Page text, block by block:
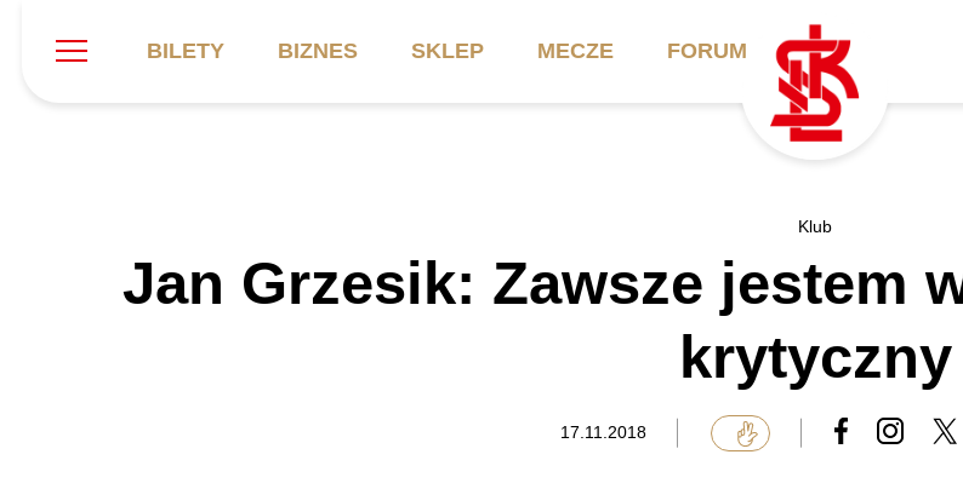
BILETY BIZNES SKLEP MECZE FORUM
Informacje ogólne
Symbole klubu Aktualności Karnety
Aktualności
Kadra trenerska
ŁKS II
Drużyny Akademii
Bilety
Biznesu
Klub
Jan Grzesik: Zawsze jestem
krytyczny
17.11.2018